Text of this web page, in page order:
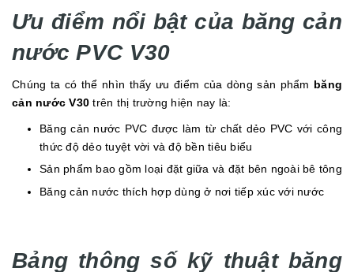
Ưu điểm nổi bật của băng cản
nước PVC V30
Chúng ta có thể nhìn thấy ưu điểm của dòng sản phẩm băng
cản nước V30 trên thị trường hiện nay là:
Băng cản nước PVC được làm từ chất dẻo PVC với công
thức độ dẻo tuyệt vời và độ bền tiêu biểu
Sản phẩm bao gồm loại đặt giữa và đặt bên ngoài bê tông
Băng cản nước thích hợp dùng ở nơi tiếp xúc với nước
Bảng thông số kỹ thuật băng